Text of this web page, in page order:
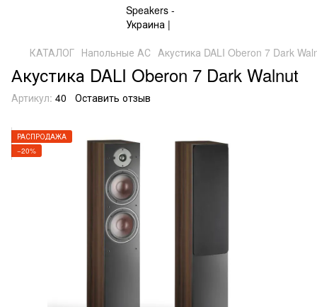
КАТАЛОГ Напольные АС Акустика DALI Oberon 7 Dark
Акустика DALI Oberon 7 Dark Walnut
Артикул: 40 Оставить отзыв
РАСПРОДАЖА
−20%